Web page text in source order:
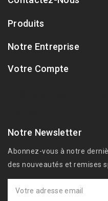
Produits
Notre Entreprise
Votre Compte
Notre Newsletter
Abonnez-vous à notre
des nouveautés et remises